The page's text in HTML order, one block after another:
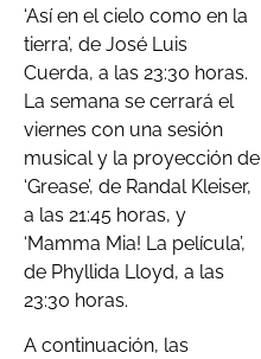
‘Así en el cielo como en la
tierra’, de José Luis
Cuerda, a las 23:30 horas.
La semana se cerrará el
viernes con una sesión
musical y la proyección de
‘Grease’, de Randal Kleiser,
a las 21:45 horas, y
‘Mamma Mia! La película’,
de Phyllida Lloyd, a las
23:30 horas.
A continuación, las